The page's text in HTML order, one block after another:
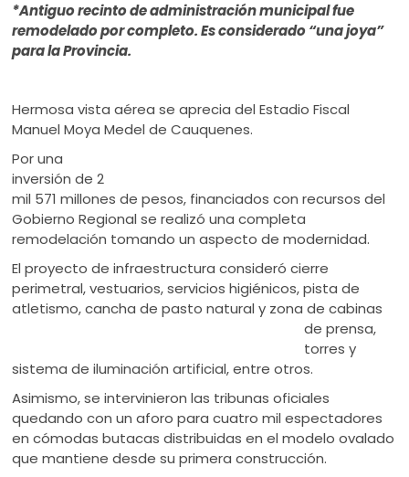
*Antiguo recinto de administración municipal fue
remodelado por completo. Es considerado “una joya”
para la Provincia.
Hermosa vista aérea se aprecia del Estadio Fiscal
Manuel Moya Medel de Cauquenes.
Por una
inversión de 2
mil 571 millones de pesos, financiados con recursos del
Gobierno Regional se realizó una completa
remodelación tomando un aspecto de modernidad.
El proyecto de infraestructura consideró cierre
perimetral, vestuarios, servicios higiénicos, pista de
atletismo, cancha de pasto natural y zona decabinas
de prensa,
torres y
sistema de iluminación artificial, entre otros.
Asimismo, se intervinieron las tribunas oficiales
quedando con un aforo para cuatro mil espectadores
en cómodas butacas distribuidas en el modelo ovalado
que mantiene desde su primera construcción.